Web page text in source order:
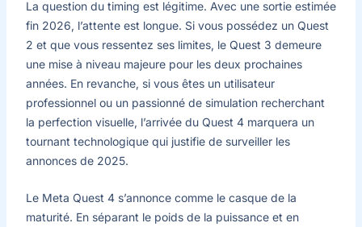
La question du timing est légitime. Avec une sortie estimée
fin 2026, l’attente est longue. Si vous possédez un Quest
2 et que vous ressentez ses limites, le Quest 3 demeure
une mise à niveau majeure pour les deux prochaines
années. En revanche, si vous êtes un utilisateur
professionnel ou un passionné de simulation recherchant
la perfection visuelle, l’arrivée du Quest 4 marquera un
tournant technologique qui justifie de surveiller les
annonces de 2025.
Le Meta Quest 4 s’annonce comme le casque de la
maturité. En séparant le poids de la puissance et en